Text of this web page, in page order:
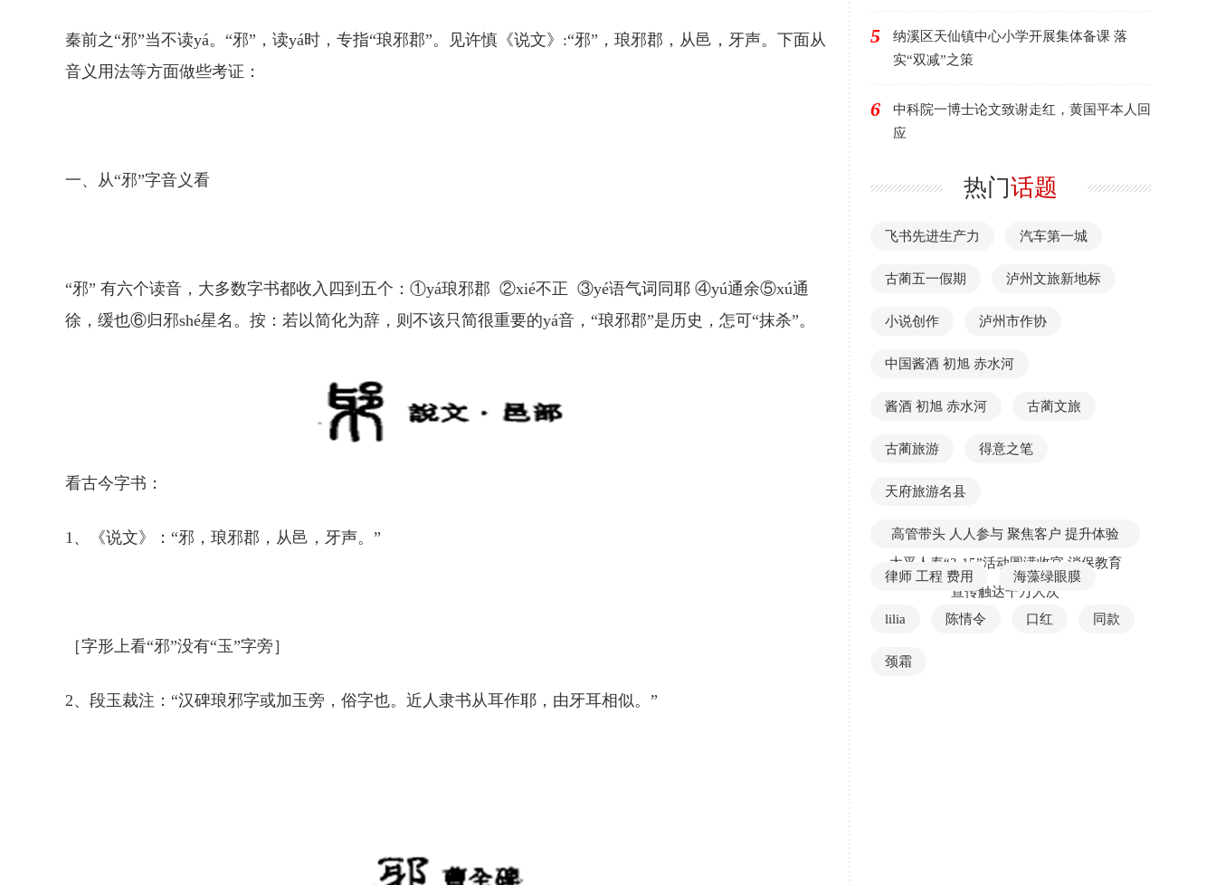
秦前之“邪”当不读yá。“邪”，读yá时，专指“琅邪郡”。见许慎《说文》:“邪”，琅邪郡，从邑，牙声。下面从
音义用法等方面做些考证：
一、从“邪”字音义看
“邪” 有六个读音，大多数字书都收入四到五个：①yá琅邪郡 ②xié不正 ③yé语气词同耶 ④yú通余⑤xú通
徐，缓也⑥归邪shé星名。按：若以简化为辞，则不该只简很重要的yá音，“琅邪郡”是历史，怎可“抹杀”。
看古今字书：
1、《说文》：“邪，琅邪郡，从邑，牙声。”
［字形上看“邪”没有“玉”字旁］
2、段玉裁注：“汉碑琅邪字或加玉旁，俗字也。近人隶书从耳作耶，由牙耳相似。”
5
纳溪区天仙镇中心小学开展集体备课 落
实“双减”之策
6
中科院一博士论文致谢走红，黄国平本人回
应
热门话题
飞书先进生产力 汽车第一城
古蔺五一假期 泸州文旅新地标
小说创作 泸州市作协
中国酱酒 初旭 赤水河
酱酒 初旭 赤水河 古蔺文旅
古蔺旅游 得意之笔
天府旅游名县
高管带头 人人参与 聚焦客户 提升体验
太平人寿“3·15”活动圆满收官 消保教育
宣传触达千万人次
律师 工程 费用 海藻绿眼膜
lilia 陈情令 口红 同款
颈霜